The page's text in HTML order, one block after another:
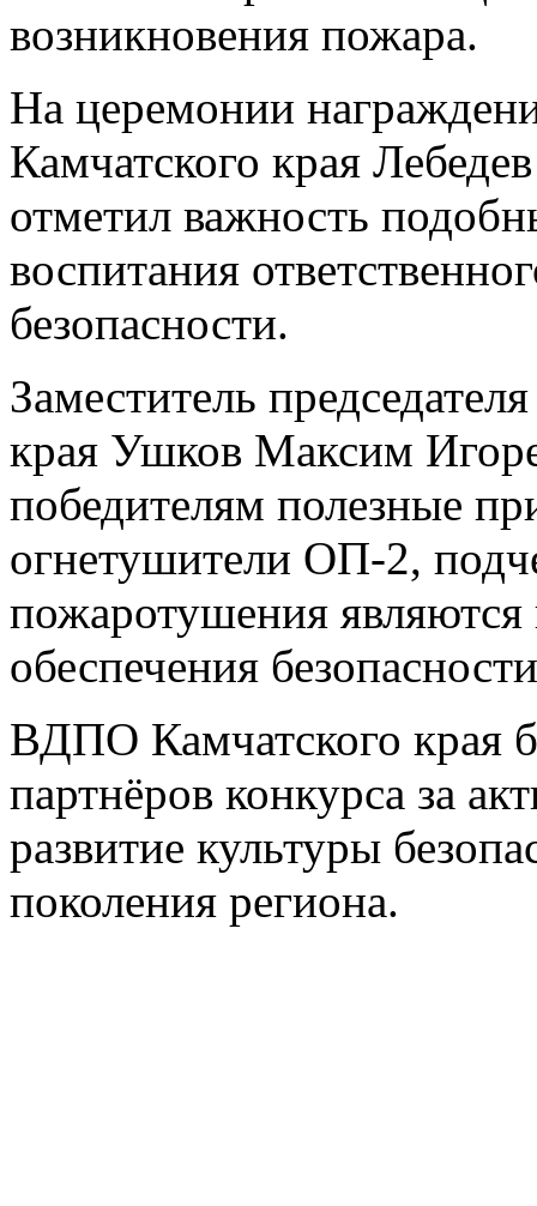
возникновения пожара.
На церемонии
Камчатского края
отметил важность
воспитания
безопасности.
Заместитель
края Ушков Максим
победителям полезные
огнетушители ОП-2,
пожаротушения
обеспечения
ВДПО Камчатского края
партнёров конкурса за
развитие культуры
поколения региона.